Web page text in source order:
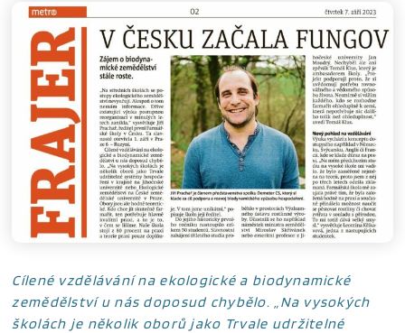
Cílené vzdělávání na ekologické a biodynamické
zemědělství u nás doposud chybělo. „Na vysokých
školách je několik oborů jako Trvale udržitelné